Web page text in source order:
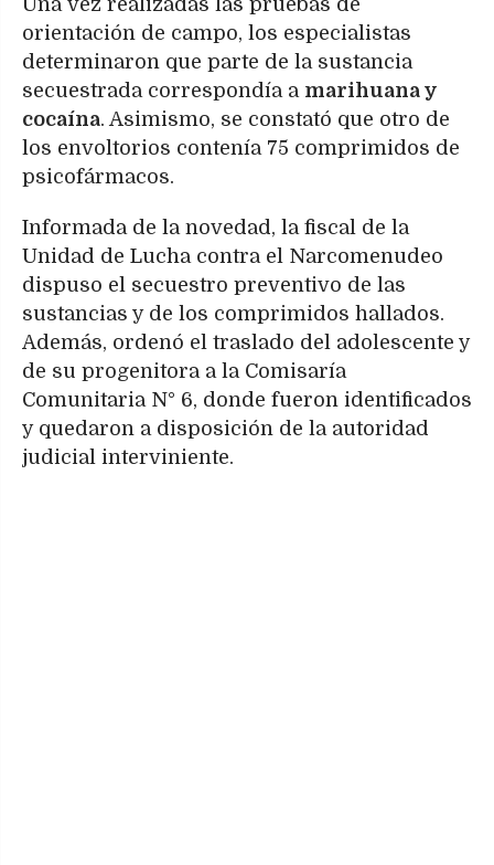
orientación de campo, los especialistas
determinaron que parte de la sustancia
secuestrada correspondía a marihuana y
cocaína. Asimismo, se constató que otro de
los envoltorios contenía 75 comprimidos de
psicofármacos.
Informada de la novedad, la fiscal de la
Unidad de Lucha contra el Narcomenudeo
dispuso el secuestro preventivo de las
sustancias y de los comprimidos hallados.
Además, ordenó el traslado del adolescente y
de su progenitora a la Comisaría
Comunitaria N° 6, donde fueron identificados
y quedaron a disposición de la autoridad
judicial interviniente.